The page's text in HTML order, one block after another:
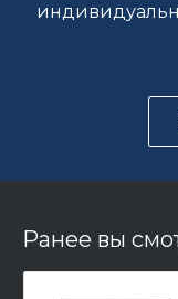
Ранее вы